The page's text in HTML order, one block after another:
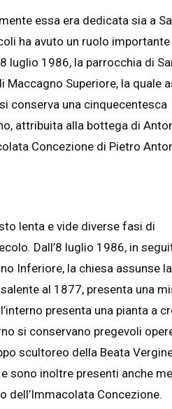
essa era dedicata sia a
ha avuto un ruolo
luglio 1986, la parrocchia di
Superiore, la quale
conserva una cinquecentesca
attribuita alla bottega di
Concezione di Pietro
lenta e vide diverse fasi di
Dall’8 luglio 1986, in
Inferiore, la chiesa assunse
al 1877, presenta una
presenta una pianta a
si conservano pregevoli
scultoreo della Beata
sono inoltre presenti anche
dell’Immacolata Concezione.